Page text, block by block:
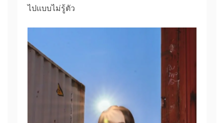
ไปแบบไม่รู้ตัว